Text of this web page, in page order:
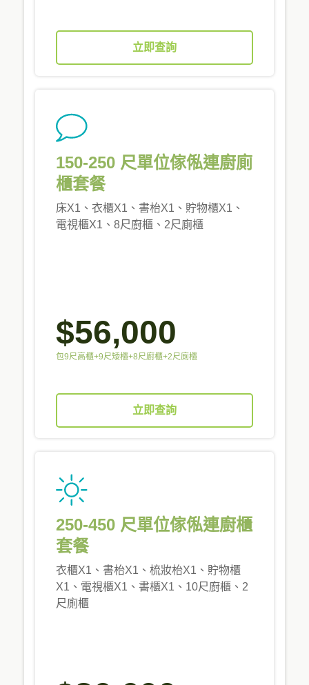
立即查詢
150-250 尺單位傢俬連廚廁
櫃套餐
床X1、衣櫃X1、書枱X1、貯物櫃X1、
電視櫃X1、8尺廚櫃、2尺廁櫃
$56,000
包9尺高櫃+9尺矮櫃+8尺廚櫃+2尺廁櫃
立即查詢
250-450 尺單位傢俬連廚櫃
套餐
衣櫃X1、書枱X1、梳妝枱X1、貯物櫃
X1、電視櫃X1、書櫃X1、10尺廚櫃、2
尺廁櫃